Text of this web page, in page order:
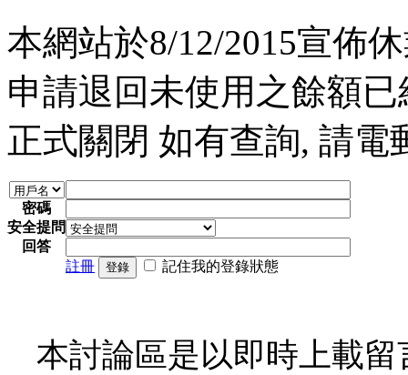
本網站於8/12/2015宣佈
申請退回未使用之餘額
正式關閉 如有查詢, 請電
密碼
安全提問
回答
註冊
登錄 記住我的登錄狀態
本討論區是以即時上載